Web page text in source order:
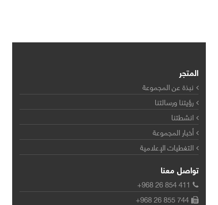
المتجر
نبذة عن المجموعة
رؤيتنا ورسالتنا
انشطتنا
أخبار المجموعة
التغطيات الإعلامية
تواصل معنا
+968 26 854 411
+968 26 855 744